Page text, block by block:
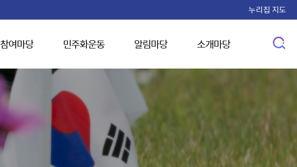
누리집 지도
참여마당 민주화운동 알림마당 소개마당